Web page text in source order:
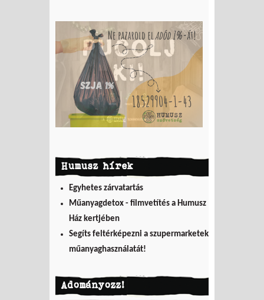
Humusz hírek
Egyhetes zárvatartás
Műanyagdetox - filmvetítés a Humusz
Ház kertjében
Segíts feltérképezni a szupermarketek
műanyaghasználatát!
Adományozz!